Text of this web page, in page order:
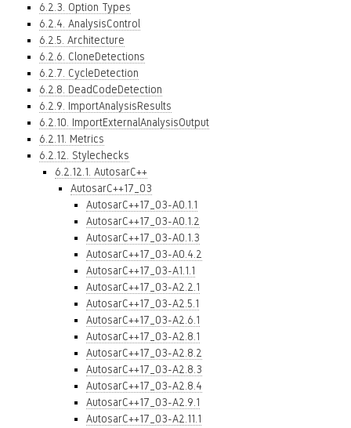
6.2.3. Option Types
6.2.4. AnalysisControl
6.2.5. Architecture
6.2.6. CloneDetections
6.2.7. CycleDetection
6.2.8. DeadCodeDetection
6.2.9. ImportAnalysisResults
6.2.10. ImportExternalAnalysisOutput
6.2.11. Metrics
6.2.12. Stylechecks
6.2.12.1. AutosarC++
AutosarC++17_03
AutosarC++17_03-A0.1.1
AutosarC++17_03-A0.1.2
AutosarC++17_03-A0.1.3
AutosarC++17_03-A0.4.2
AutosarC++17_03-A1.1.1
AutosarC++17_03-A2.2.1
AutosarC++17_03-A2.5.1
AutosarC++17_03-A2.6.1
AutosarC++17_03-A2.8.1
AutosarC++17_03-A2.8.2
AutosarC++17_03-A2.8.3
AutosarC++17_03-A2.8.4
AutosarC++17_03-A2.9.1
AutosarC++17_03-A2.11.1